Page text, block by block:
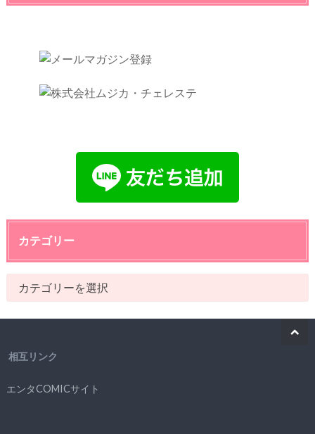
カテゴリー
相互リンク
エンタCOMICサイト